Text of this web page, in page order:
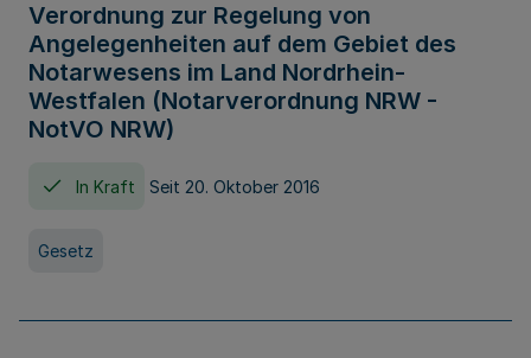
Verordnung zur Regelung von
Angelegenheiten auf dem Gebiet des
Notarwesens im Land Nordrhein-
Westfalen (Notarverordnung NRW -
NotVO NRW)
In Kraft Seit 20. Oktober 2016
Gesetz